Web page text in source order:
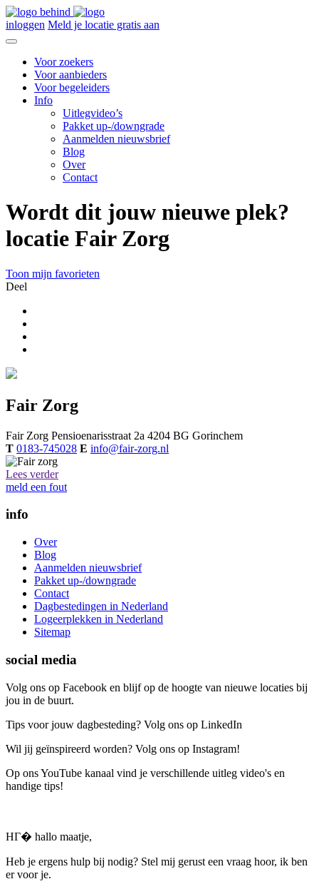
inloggen Meld je locatie gratis aan
Voor zoekers
Voor aanbieders
Voor begeleiders
Info
Uitlegvideo’s
Pakket up-/downgrade
Aanmelden nieuwsbrief
Blog
Over
Contact
Wordt dit jouw nieuwe plek?
locatie Fair Zorg
Toon mijn favorieten
Deel
Fair Zorg
Fair Zorg Pensioenarisstraat 2a 4204 BG Gorinchem
T 0183-745028 E info@fair-zorg.nl
Lees verder
meld een fout
info
Over
Blog
Aanmelden nieuwsbrief
Pakket up-/downgrade
Contact
Dagbestedingen in Nederland
Logeerplekken in Nederland
Sitemap
social media
Volg ons op Facebook en blijf op de hoogte van nieuwe locaties bij
jou in de buurt.
Tips voor jouw dagbesteding? Volg ons op LinkedIn
Wil jij geïnspireerd worden? Volg ons op Instagram!
Op ons YouTube kanaal vind je verschillende uitleg video's en
handige tips!
HГ� hallo maatje,
Heb je ergens hulp bij nodig? Stel mij gerust een vraag hoor, ik ben
er voor je.